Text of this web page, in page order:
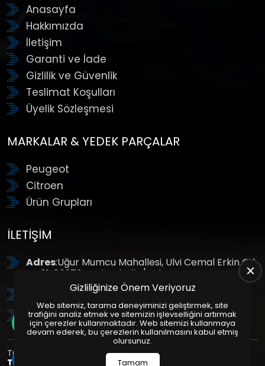
Anasayfa
Hakkımızda
İletişim
Garanti ve İade
Gizlilik ve Güvenlik
Teslimat Koşulları
Üyelik Sözleşmesi
MARKALAR & YEDEK PARÇALAR
Peugeot
Citroen
Ürün Grupları
İLETIŞIM
Adres:Uğur Mumcu Mahallesi, Ulvi Cemal Erkin Cd.
No:61, 06370 Yenimahalle/Ankara
: +90 (312) 354 8888
GSM: +90 (532) 343 4085
Tüm Hakları Saklıdır. | Bu site Us Yazılım
Tasarım
Paketleri ile Hazırlanmıştır. © 2025
Gizliliğinize Önem Veriyoruz
Web sitemiz, tarama deneyiminizi geliştirmek, site
trafiğini analiz etmek ve sitemizin işlevselliğini artırmak
için çerezler kullanmaktadır. Web sitemizi kullanmaya
devam ederek, bu çerezlerin kullanılmasını kabul etmiş
olursunuz.
Tamam